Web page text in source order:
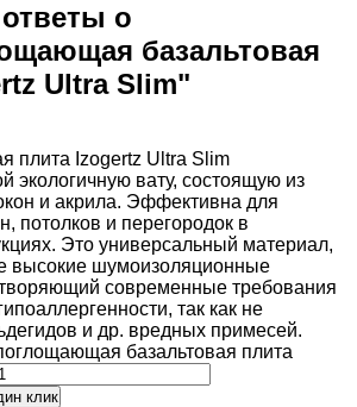
о
базальтовая
Ultra Slim"
плита Izogertz Ultra Slim
экологичную вату, состоящую из
и акрила. Эффективна для
потолков и перегородок в
Это универсальный материал,
высокие шумоизоляционные
современные требования
так как не
и др. вредных примесей.
базальтовая плита
клик